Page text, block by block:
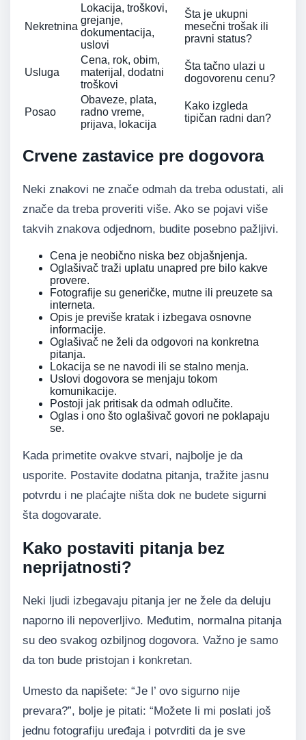
Nekretnina
Lokacija, troškovi,
grejanje,
dokumentacija,
uslovi
Šta je ukupni
mesečni trošak ili
pravni status?
Usluga
Cena, rok, obim,
materijal, dodatni
troškovi
Šta tačno ulazi u
dogovorenu cenu?
Posao
Obaveze, plata,
radno vreme,
prijava, lokacija
Kako izgleda
tipičan radni dan?
Crvene zastavice pre dogovora
Neki znakovi ne znače odmah da treba odustati, ali
znače da treba proveriti više. Ako se pojavi više
takvih znakova odjednom, budite posebno pažljivi.
Cena je neobično niska bez objašnjenja.
Oglašivač traži uplatu unapred pre bilo kakve
provere.
Fotografije su generičke, mutne ili preuzete sa
interneta.
Opis je previše kratak i izbegava osnovne
informacije.
Oglašivač ne želi da odgovori na konkretna
pitanja.
Lokacija se ne navodi ili se stalno menja.
Uslovi dogovora se menjaju tokom
komunikacije.
Postoji jak pritisak da odmah odlučite.
Oglas i ono što oglašivač govori ne poklapaju
se.
Kada primetite ovakve stvari, najbolje je da
usporite. Postavite dodatna pitanja, tražite jasnu
potvrdu i ne plaćajte ništa dok ne budete sigurni
šta dogovarate.
Kako postaviti pitanja bez
neprijatnosti?
Neki ljudi izbegavaju pitanja jer ne žele da deluju
naporno ili nepoverljivo. Međutim, normalna pitanja
su deo svakog ozbiljnog dogovora. Važno je samo
da ton bude pristojan i konkretan.
Umesto da napišete: “Je l’ ovo sigurno nije
prevara?”, bolje je pitati: “Možete li mi poslati još
jednu fotografiju uređaja i potvrditi da je sve